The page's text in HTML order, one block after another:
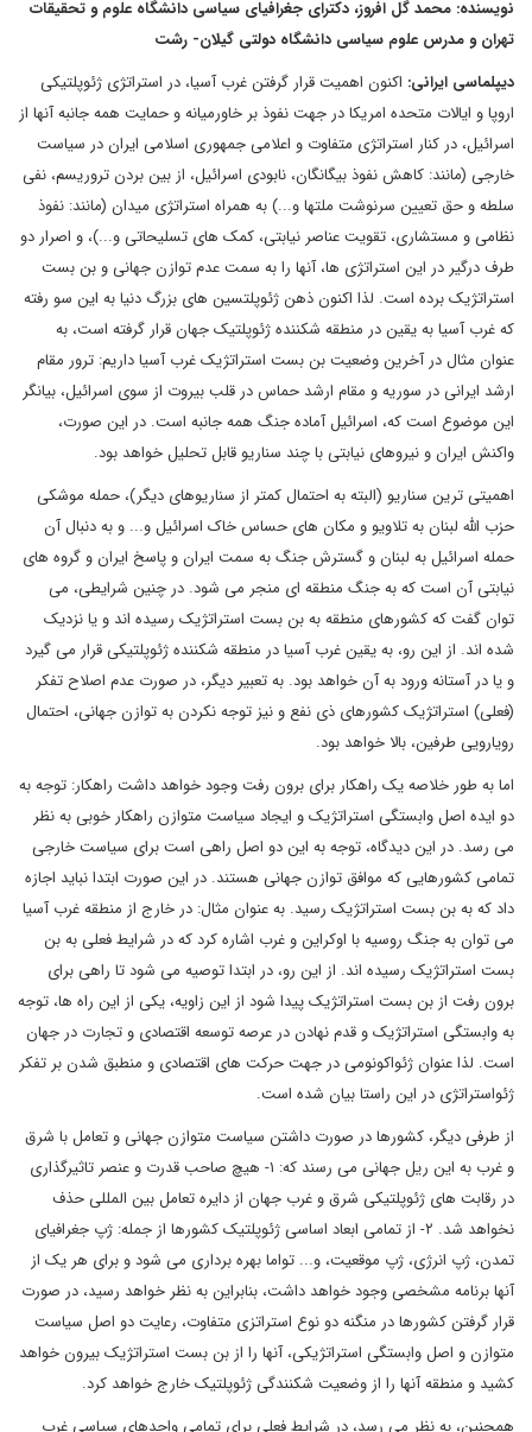
نویسنده: محمد گل افروز، دکترای جغرافیای سیاسی دانشگاه علوم و تحقیقات
تهران و مدرس علوم سیاسی دانشگاه دولتی گیلان- رشت
دیپلماسی ایرانی: اکنون اهمیت قرار گرفتن غرب آسیا، در استراتژی ژئوپلتیکی
اروپا و ایالات متحده امریکا در جهت نفوذ بر خاورمیانه و حمایت همه جانبه آنها از
اسرائیل، در کنار استراتژی متفاوت و اعلامی جمهوری اسلامی ایران در سیاست
خارجی (مانند: کاهش نفوذ بیگانگان، نابودی اسرائیل، از بین بردن تروریسم، نفی
سلطه و حق تعیین سرنوشت ملتها و...) به همراه استراتژی میدان (مانند: نفوذ
نظامی و مستشاری، تقویت عناصر نیابتی، کمک های تسلیحاتی و...)، و اصرار دو
طرف درگیر در این استراتژی ها، آنها را به سمت عدم توازن جهانی و بن بست
استراتژیک برده است. لذا اکنون ذهن ژئوپلتسین های بزرگ دنیا به این سو رفته
که غرب آسیا به یقین در منطقه شکننده ژئوپلتیک جهان قرار گرفته است، به
عنوان مثال در آخرین وضعیت بن بست استراتژیک غرب آسیا داریم: ترور مقام
ارشد ایرانی در سوریه و مقام ارشد حماس در قلب بیروت از سوی اسرائیل، بیانگر
این موضوع است که، اسرائیل آماده جنگ همه جانبه است. در این صورت،
واکنش ایران و نیروهای نیابتی با چند سناریو قابل تحلیل خواهد بود.
اهمیتی ترین سناریو (البته به احتمال کمتر از سناریوهای دیگر)، حمله موشکی
حزب الله لبنان به تلاویو و مکان های حساس خاک اسرائیل و... و به دنبال آن
حمله اسرائیل به لبنان و گسترش جنگ به سمت ایران و پاسخ ایران و گروه های
نیابتی آن است که به جنگ منطقه ای منجر می شود. در چنین شرایطی، می
توان گفت که کشورهای منطقه به بن بست استراتژیک رسیده اند و یا نزدیک
شده اند. از این رو، به یقین غرب آسیا در منطقه شکننده ژئوپلتیکی قرار می گیرد
و یا در آستانه ورود به آن خواهد بود. به تعبیر دیگر، در صورت عدم اصلاح تفکر
(فعلی) استراتژیک کشورهای ذی نفع و نیز توجه نکردن به توازن جهانی، احتمال
رویارویی طرفین، بالا خواهد بود.
اما به طور خلاصه یک راهکار برای برون رفت وجود خواهد داشت راهکار: توجه به
دو ایده اصل وابستگی استراتژیک و ایجاد سیاست متوازن راهکار خوبی به نظر
می رسد. در این دیدگاه، توجه به این دو اصل راهی است برای سیاست خارجی
تمامی کشورهایی که موافق توازن جهانی هستند. در این صورت ابتدا نباید اجازه
داد که به بن بست استراتژیک رسید. به عنوان مثال: در خارج از منطقه غرب آسیا
می توان به جنگ روسیه با اوکراین و غرب اشاره کرد که در شرایط فعلی به بن
بست استراتژیک رسیده اند. از این رو، در ابتدا توصیه می شود تا راهی برای
برون رفت از بن بست استراتژیک پیدا شود از این زاویه، یکی از این راه ها، توجه
به وابستگی استراتژیک و قدم نهادن در عرصه توسعه اقتصادی و تجارت در جهان
است. لذا عنوان ژئواکونومی در جهت حرکت های اقتصادی و منطبق شدن بر تفکر
ژئواستراتژی در این راستا بیان شده است.
از طرفی دیگر، کشورها در صورت داشتن سیاست متوازن جهانی و تعامل با شرق
و غرب به این ریل جهانی می رسند که: ۱- هیچ صاحب قدرت و عنصر تاثیرگذاری
در رقابت های ژئوپلتیکی شرق و غرب جهان از دایره تعامل بین المللی حذف
نخواهد شد. ۲- از تمامی ابعاد اساسی ژئوپلتیک کشورها از جمله: ژپ جغرافیای
تمدن، ژپ انرژی، ژپ موقعیت، و... تواما بهره برداری می شود و برای هر یک از
آنها برنامه مشخصی وجود خواهد داشت، بنابراین به نظر خواهد رسید، در صورت
قرار گرفتن کشورها در منگنه دو نوع استراتزی متفاوت، رعایت دو اصل سیاست
متوازن و اصل وابستگی استراتژیکی، آنها را از بن بست استراتژیک بیرون خواهد
کشید و منطقه آنها را از وضعیت شکنندگی ژئوپلتیک خارج خواهد کرد.
همچنین، به نظر می رسد، در شرایط فعلی برای تمامی واحدهای سیاسی غرب